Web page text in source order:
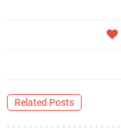
Related Posts